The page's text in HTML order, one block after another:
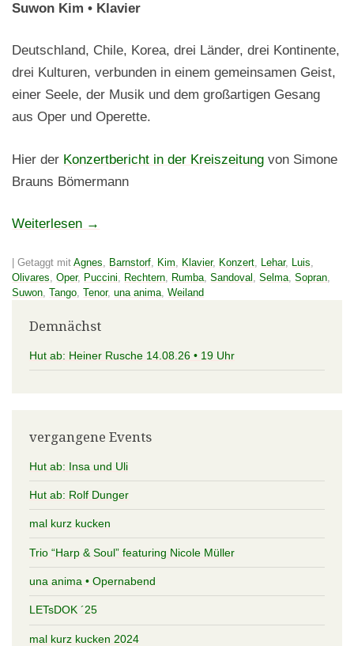
Suwon Kim • Klavier
Deutschland, Chile, Korea, drei Länder, drei Kontinente,
drei Kulturen, verbunden in einem gemeinsamen Geist,
einer Seele, der Musik und dem großartigen Gesang
aus Oper und Operette.
Hier der Konzertbericht in der Kreiszeitung von Simone
Brauns Bömermann
Weiterlesen →
|Getaggt mitAgnes Barnstorf Kim Klavier, Konzert Lehar, Luis
Olivares ,Oper, Puccini Rechtern Rumba ,Sandoval ,Selma ,Sopran
Suwon ,Tango ,Tenor,una anima ,Weiland
Demnächst
Hut ab: Heiner Rusche 14.08.26 • 19 Uhr
vergangene Events
Hut ab: Insa und Uli
Hut ab: Rolf Dunger
mal kurz kucken
Trio “Harp & Soul” featuring Nicole Müller
una anima • Opernabend
LETsDOK ´25
mal kurz kucken 2024